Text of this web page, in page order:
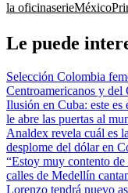
la oficinaserieMéxico
Le puede
Selección Colombia
Centroamericanos y del
Ilusión en Cuba: este es
le abre las puertas al
Analdex revela cuál es
desplome del dólar en
“Estoy muy contento
calles de Medellín
Lorenzo tendrá nuevo